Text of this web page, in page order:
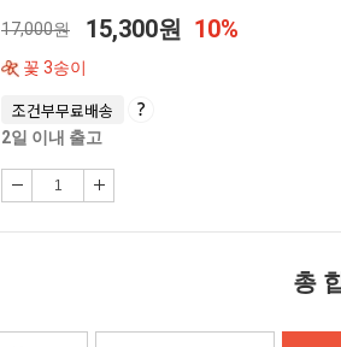
17,000원 15,300원 10%
꽃 3송이
조건부무료배송
2일 이내 출고
총